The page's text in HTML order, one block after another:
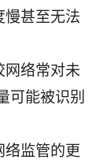
慢甚至无法
网络常对未
可能被识别
络监管的更